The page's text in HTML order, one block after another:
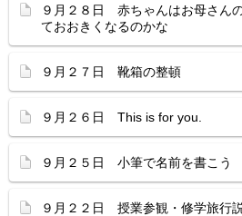
９月２８日 赤ちゃんはお母さん
ておおきくなるのかな
９月２７日 靴箱の整頓
９月２６日 This is for you.
９月２５日 小筆で名前を書こう
９月２２日 授業参観・修学旅行